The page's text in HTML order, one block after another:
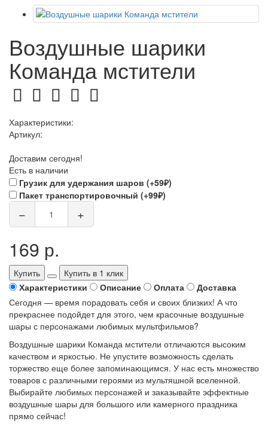
Воздушные шарики
Команда мстители
Характеристики:
Артикул:
Доставим сегодня!
Есть в наличии
Грузик для удержания шаров (+59₽)
Пакет транспортировочный (+99₽)
− +
169 р.
Купить
Купить в 1 клик
Характеристики
Описание Оплата
Доставка
Сегодня — время порадовать себя и своих близких! А что
прекраснее подойдет для этого, чем красочные воздушные
шары с персонажами любимых мультфильмов?
Воздушные шарики Команда мстители отличаются высоким
качеством и яркостью. Не упустите возможность сделать
торжество еще более запоминающимся. У нас есть множество
товаров с различными героями из мультяшной вселенной.
Выбирайте любимых персонажей и заказывайте эффектные
воздушные шары для большого или камерного праздника
прямо сейчас!